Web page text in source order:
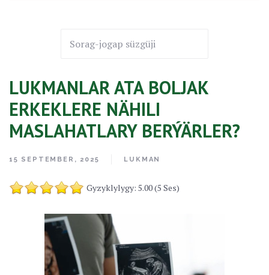
LUKMANLAR ATA BOLJAK
ERKEKLERE NÄHILI
MASLAHATLARY BERÝÄRLER?
15 SEPTEMBER, 2025 LUKMAN
Gyzyklylygy: 5.00 (5 Ses)